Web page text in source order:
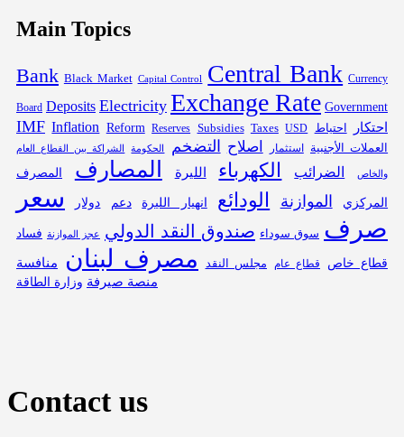
Main Topics
Bank Black Market Capital Control Central Bank Currency
Board Deposits Electricity Exchange Rate Government
IMF Inflation Reform Reserves Subsidies Taxes USD احتكار
احتياط
العملات الأجنبية
استثمار اصلاح التضخم الحكومة الشراكة بين القطاع العام
والخاص الضرائب الكهرباء الليرة المصارف المصرف
المركزي الموازنة الودائع انهيار الليرة دعم دولار
سعر
صرف سوق سوداء صندوق النقد الدولي عجز الموازنة فساد
قطاع خاص قطاع عام مجلس النقد مصرف لبنان
منافسة
منصة صيرفة وزارة الطاقة
Contact us